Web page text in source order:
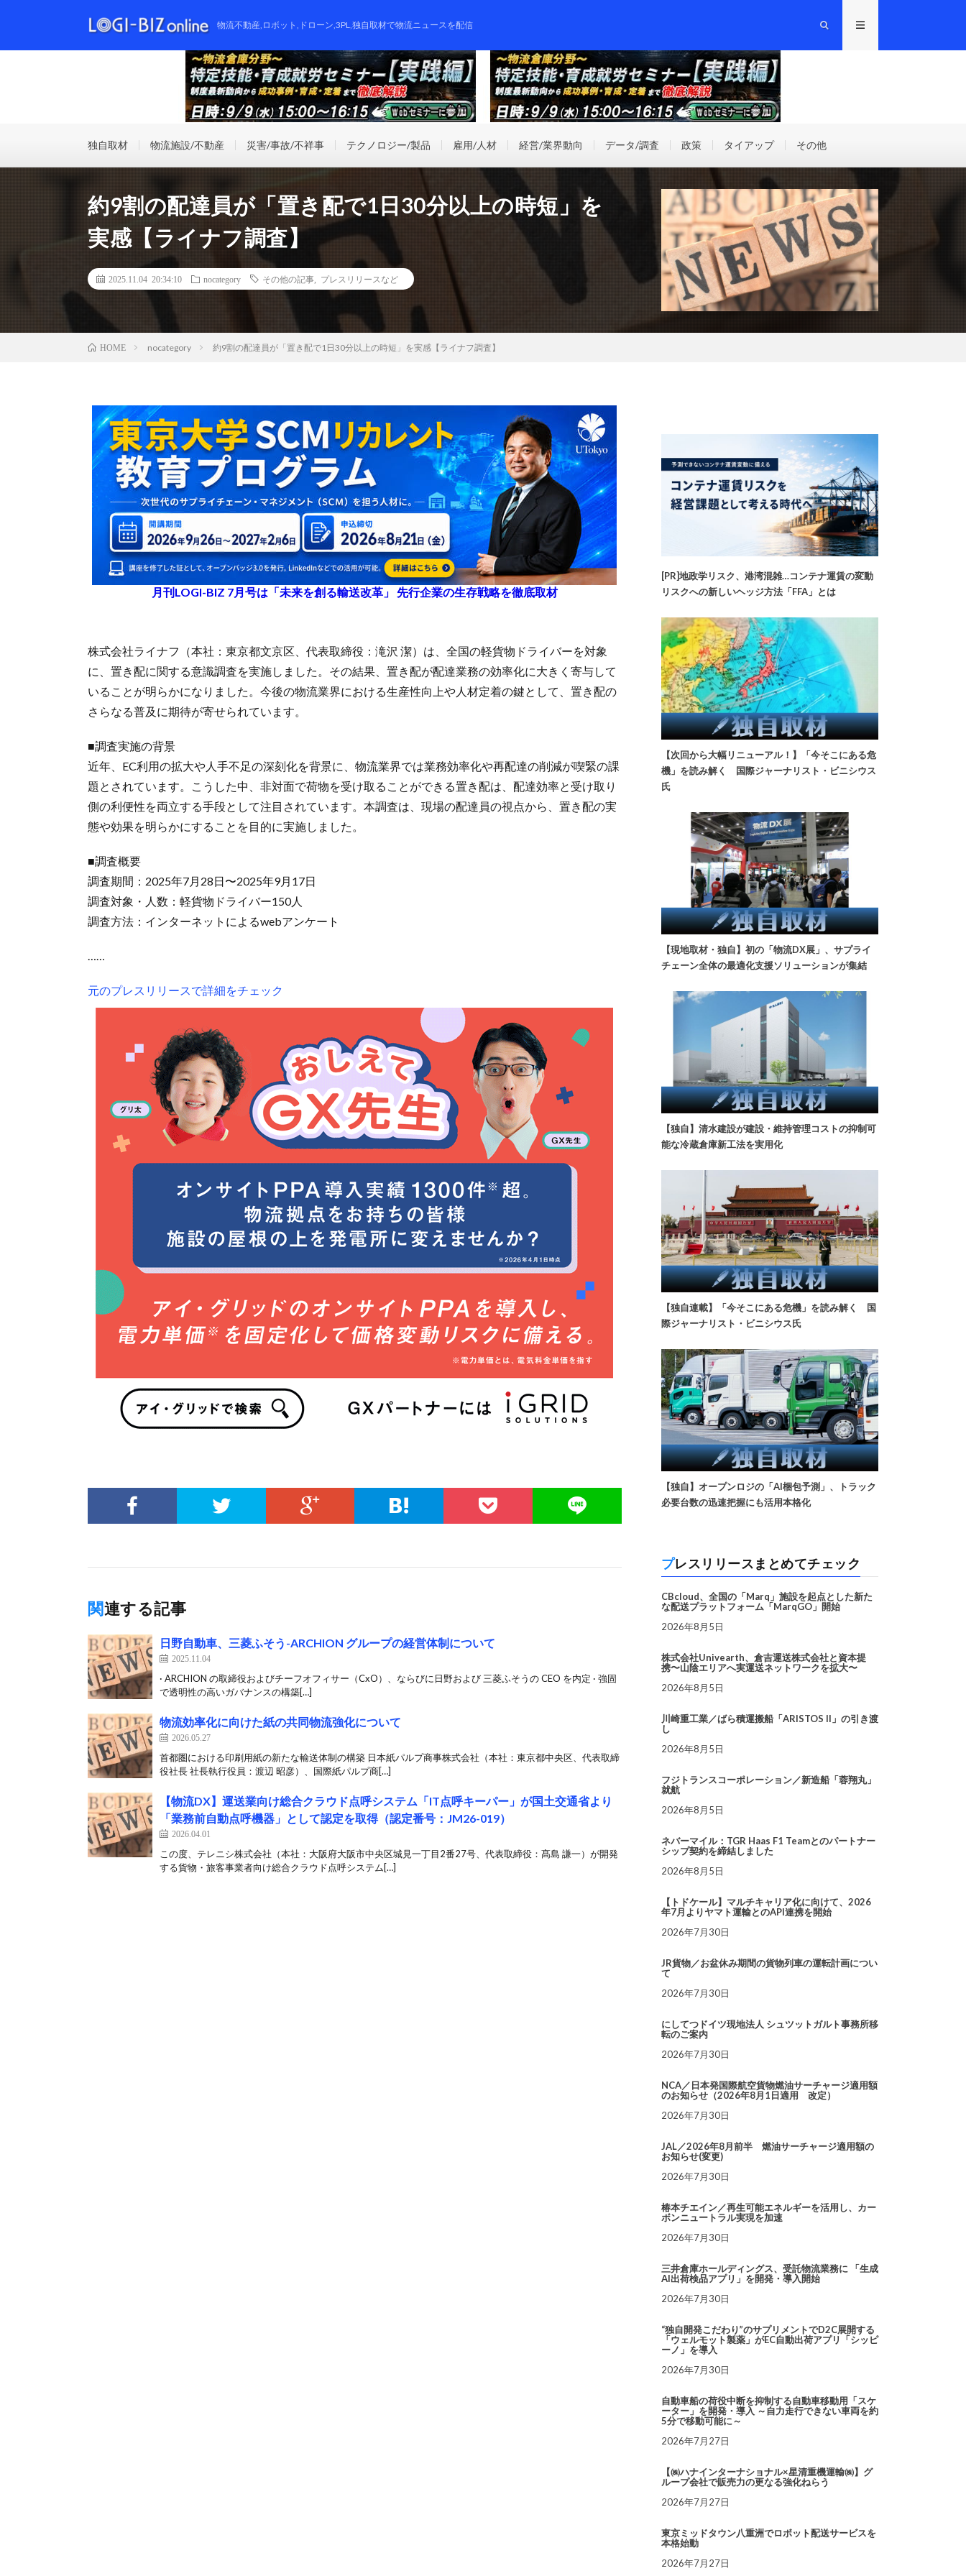
物流不動産,ロボット,ドローン,3PL,独自取材で物流ニュースを配信
独自取材 物流施設/不動産 災害/事故/不祥事 テクノロジー/製品 雇用/人材 経営/業界動向 データ/調査 政策 タイアップ その他
約9割の配達員が「置き配で1日30分以上の時短」を
実感【ライナフ調査】
2025.11.04 20:34:10 nocategory その他の記事 プレスリリースなど
HOME nocategory 約9割の配達員が「置き配で1日30分以上の時短」を実感【ライナフ調査】
月刊LOGI-BIZ 7月号は「未来を創る輸送改革」 先行企業の生存戦略を徹底取材
株式会社ライナフ（本社：東京都文京区、代表取締役：滝沢 潔）は、全国の軽貨物ドライバーを対象
に、置き配に関する意識調査を実施しました。その結果、置き配が配達業務の効率化に大きく寄与して
いることが明らかになりました。今後の物流業界における生産性向上や人材定着の鍵として、置き配の
さらなる普及に期待が寄せられています。
■調査実施の背景
近年、EC利用の拡大や人手不足の深刻化を背景に、物流業界では業務効率化や再配達の削減が喫緊の課
題とされています。こうした中、非対面で荷物を受け取ることができる置き配は、配達効率と受け取り
側の利便性を両立する手段として注目されています。本調査は、現場の配達員の視点から、置き配の実
態や効果を明らかにすることを目的に実施しました。
■調査概要
調査期間：2025年7月28日〜2025年9月17日
調査対象・人数：軽貨物ドライバー150人
調査方法：インターネットによるwebアンケート
……
元のプレスリリースで詳細をチェック
関連する記事
日野自動車、三菱ふそう-ARCHION グループの経営体制について
2025.11.04
· ARCHION の取締役およびチーフオフィサー（CxO）、ならびに日野および 三菱ふそうの CEO を内定 · 強固
で透明性の高いガバナンスの構築[…]
物流効率化に向けた紙の共同物流強化について
2026.05.27
首都圏における印刷用紙の新たな輸送体制の構築 日本紙パルプ商事株式会社（本社：東京都中央区、代表取締
役社長 社長執行役員：渡辺 昭彦）、国際紙パルプ商[…]
【物流DX】運送業向け総合クラウド点呼システム「IT点呼キーパー」が国土交通省より
「業務前自動点呼機器」として認定を取得（認定番号：JM26-019）
2026.04.01
この度、テレニシ株式会社（本社：大阪府大阪市中央区城見一丁目2番27号、代表取締役：髙島 謙一）が開発
する貨物・旅客事業者向け総合クラウド点呼システム[…]
[PR]地政学リスク、港湾混雑…コンテナ運賃の変動
リスクへの新しいヘッジ方法「FFA」とは
【次回から大幅リニューアル！】「今そこにある危
機」を読み解く 国際ジャーナリスト・ビニシウス
氏
【現地取材・独自】初の「物流DX展」、サプライ
チェーン全体の最適化支援ソリューションが集結
【独自】清水建設が建設・維持管理コストの抑制可
能な冷蔵倉庫新工法を実用化
【独自連載】「今そこにある危機」を読み解く 国
際ジャーナリスト・ビニシウス氏
【独自】オープンロジの「AI梱包予測」、トラック
必要台数の迅速把握にも活用本格化
プレスリリースまとめてチェック
CBcloud、全国の「Marq」施設を起点とした新た
な配送プラットフォーム「MarqGO」開始
2026年8月5日
株式会社Univearth、倉吉運送株式会社と資本提
携〜山陰エリアへ実運送ネットワークを拡大〜
2026年8月5日
川崎重工業／ばら積運搬船「ARISTOS II」の引き渡
し
2026年8月5日
フジトランスコーポレーション／新造船「蓉翔丸」
就航
2026年8月5日
ネバーマイル：TGR Haas F1 Teamとのパートナー
シップ契約を締結しました
2026年8月5日
【トドケール】マルチキャリア化に向けて、2026
年7月よりヤマト運輸とのAPI連携を開始
2026年7月30日
JR貨物／お盆休み期間の貨物列車の運転計画につい
て
2026年7月30日
にしてつドイツ現地法人 シュツットガルト事務所移
転のご案内
2026年7月30日
NCA／日本発国際航空貨物燃油サーチャージ適用額
のお知らせ（2026年8月1日適用 改定）
2026年7月30日
JAL／2026年8月前半 燃油サーチャージ適用額の
お知らせ(変更)
2026年7月30日
椿本チエイン／再生可能エネルギーを活用し、カー
ボンニュートラル実現を加速
2026年7月30日
三井倉庫ホールディングス、受託物流業務に 「生成
AI出荷検品アプリ」を開発・導入開始
2026年7月30日
“独自開発こだわり”のサプリメントでD2C展開する
「ウェルモット製薬」がEC自動出荷アプリ「シッピ
ーノ」を導入
2026年7月30日
自動車船の荷役中断を抑制する自動車移動用「スケ
ーター」を開発・導入 ～自力走行できない車両を約
5分で移動可能に～
2026年7月27日
【㈱ハナインターナショナル×星清重機運輸㈱】グ
ループ会社で販売力の更なる強化ねらう
2026年7月27日
東京ミッドタウン八重洲でロボット配送サービスを
本格始動
2026年7月27日